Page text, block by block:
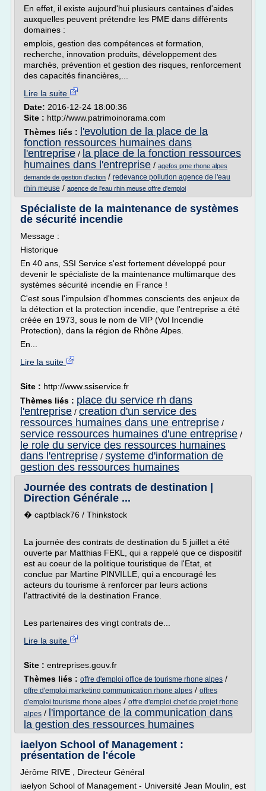
En effet, il existe aujourd'hui plusieurs centaines d'aides
auxquelles peuvent prétendre les PME dans différents
domaines :
emplois, gestion des compétences et formation,
recherche, innovation produits, développement des
marchés, prévention et gestion des risques, renforcement
des capacités financières,...
Lire la suite
Date: 2016-12-24 18:00:36
Site : http://www.patrimoinorama.com
Thèmes liés :
l'evolution de la place de la
fonction ressources humaines dans
l'entreprise / la place de la fonction ressources
humaines dans l'entreprise / agefos pme rhone alpes
demande de gestion d'action / redevance pollution agence de l'eau
rhin meuse / agence de l'eau rhin meuse offre d'emploi
Spécialiste de la maintenance de systèmes
de sécurité incendie
Message :
Historique
En 40 ans, SSI Service s'est fortement développé pour
devenir le spécialiste de la maintenance multimarque des
systèmes sécurité incendie en France !
C'est sous l'impulsion d'hommes conscients des enjeux de
la détection et la protection incendie, que l'entreprise a été
créée en 1973, sous le nom de VIP (Vol Incendie
Protection), dans la région de Rhône Alpes.
En...
Lire la suite
Site : http://www.ssiservice.fr
Thèmes liés : place du service rh dans
l'entreprise / creation d'un service des
ressources humaines dans une entreprise /
service ressources humaines d'une entreprise /
le role du service des ressources humaines
dans l'entreprise / systeme d'information de
gestion des ressources humaines
Journée des contrats de destination |
Direction Générale ...
� captblack76 / Thinkstock
La journée des contrats de destination du 5 juillet a été
ouverte par Matthias FEKL, qui a rappelé que ce dispositif
est au coeur de la politique touristique de l'Etat, et
conclue par Martine PINVILLE, qui a encouragé les
acteurs du tourisme à renforcer par leurs actions
l'attractivité de la destination France.
Les partenaires des vingt contrats de...
Lire la suite
Site : entreprises.gouv.fr
Thèmes liés : offre d'emploi office de tourisme rhone alpes /
offre d'emploi marketing communication rhone alpes / offres
d'emploi tourisme rhone alpes / offre d'emploi chef de projet rhone
alpes / l'importance de la communication dans
la gestion des ressources humaines
iaelyon School of Management :
présentation de l'école
Jérôme RIVE , Directeur Général
iaelyon School of Management - Université Jean Moulin, est